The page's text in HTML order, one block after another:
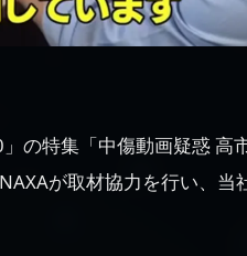
の特集「中傷動画疑惑 高
が取材協力を行い、当